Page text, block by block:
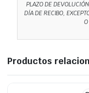
PLAZO DE
DÍA DE RECIBO,
Productos